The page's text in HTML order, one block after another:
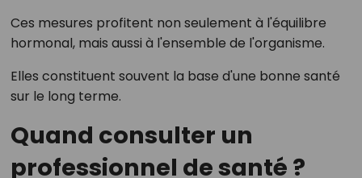
Ces mesures profitent non seulement à l'équilibre
hormonal, mais aussi à l'ensemble de l'organisme.
Elles constituent souvent la base d'une bonne santé
sur le long terme.
Quand consulter un
professionnel de santé ?